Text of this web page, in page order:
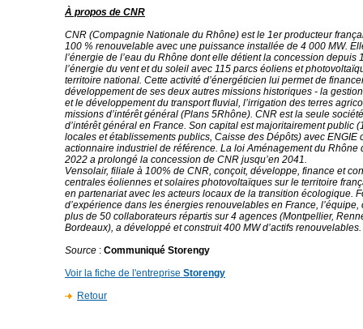
À propos de CNR
CNR (Compagnie Nationale du Rhône) est le 1er producteur
100 % renouvelable avec une puissance installée de 4 000 MW.
l’énergie de l’eau du Rhône dont elle détient la concession depuis
l’énergie du vent et du soleil avec 115 parcs éoliens et
territoire national. Cette activité d’énergéticien lui permet de
développement de ses deux autres missions historiques - la
et le développement du transport fluvial, l’irrigation des terres
missions d’intérêt général (Plans 5Rhône). CNR est la seule
d’intérêt général en France. Son capital est majoritairement public
locales et établissements publics, Caisse des Dépôts) avec ENGIE
actionnaire industriel de référence. La loi Aménagement du Rhône
2022 a prolongé la concession de CNR jusqu’en 2041.
Vensolair, filiale à 100% de CNR, conçoit, développe, finance et
centrales éoliennes et solaires photovoltaïques sur le territoire
en partenariat avec les acteurs locaux de la transition écologique.
d’expérience dans les énergies renouvelables en France, l’équipe,
plus de 50 collaborateurs répartis sur 4 agences (Montpellier,
Bordeaux), a développé et construit 400 MW d’actifs renouvelables.
Source : Communiqué Storengy
Voir la fiche de l'entreprise Storengy
Retour